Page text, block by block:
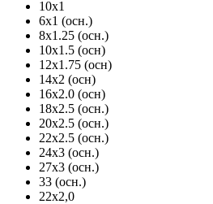
10х1
6х1 (осн.)
8х1.25 (осн.)
10х1.5 (осн)
12х1.75 (осн)
14х2 (осн)
16х2.0 (осн)
18х2.5 (осн.)
20х2.5 (осн.)
22х2.5 (осн.)
24х3 (осн.)
27х3 (осн.)
33 (осн.)
22х2,0